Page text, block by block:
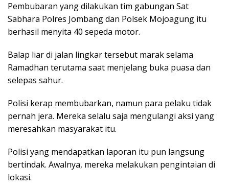
Pembubaran yang dilakukan tim gabungan Sat
Sabhara Polres Jombang dan Polsek Mojoagung itu
berhasil menyita 40 sepeda motor.
Balap liar di jalan lingkar tersebut marak selama
Ramadhan terutama saat menjelang buka puasa dan
selepas sahur.
Polisi kerap membubarkan, namun para pelaku tidak
pernah jera. Mereka selalu saja mengulangi aksi yang
meresahkan masyarakat itu.
Polisi yang mendapatkan laporan itu pun langsung
bertindak. Awalnya, mereka melakukan pengintaian di
lokasi.